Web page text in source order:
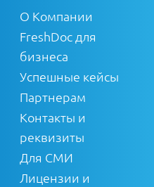
О Компании
FreshDoc для
бизнеса
Успешные кейсы
Партнерам
Контакты и
реквизиты
Для СМИ
Лицензии и